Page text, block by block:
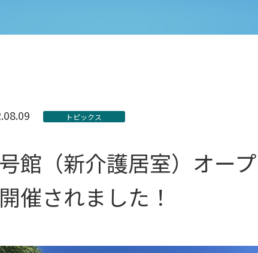
トピックス
館（新介護居室）オー
催されました！